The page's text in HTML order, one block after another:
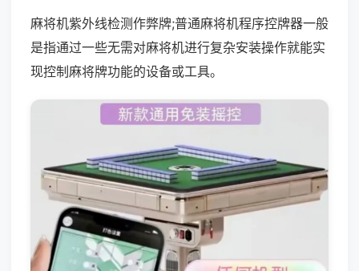
麻将机紫外线检测作弊牌;普通麻将机程序控牌器一般
是指通过一些无需对麻将机进行复杂安装操作就能实
现控制麻将牌功能的设备或工具。